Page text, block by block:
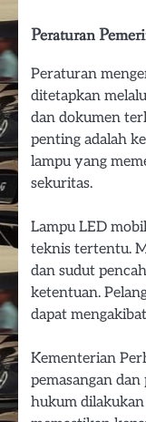
Peraturan
Peraturan
ditetapkan
dan dokumen
penting adalah
lampu yang
sekuritas.
Lampu LED
teknis tertentu.
dan sudut
ketentuan.
dapat
Kementerian
pemasangan dan
hukum